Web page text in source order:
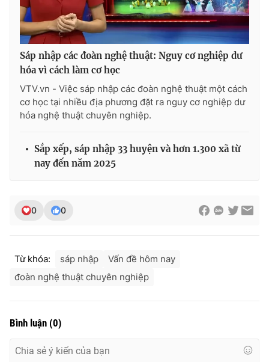
Sáp nhập các đoàn nghệ thuật: Nguy cơ nghiệp dư
hóa vì cách làm cơ học
VTV.vn - Việc sáp nhập các đoàn nghệ thuật một cách
cơ học tại nhiều địa phương đặt ra nguy cơ nghiệp dư
hóa nghệ thuật chuyên nghiệp.
Sắp xếp, sáp nhập 33 huyện và hơn 1.300 xã từ
nay đến năm 2025
0 0
Từ khóa: sáp nhập
Vấn đề hôm nay
đoàn nghệ thuật chuyên nghiệp
Bình luận (0)